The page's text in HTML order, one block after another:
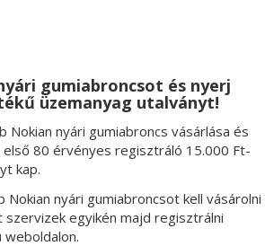
gumiabroncsot és nyerj
üzemanyag utalványt!
Nokian nyári gumiabroncs vásárlása és
80 érvényes regisztráló 15.000 Ft-
kap.
nyári gumiabroncsot kell vásárolni
egyikén majd regisztrálni
weboldalon.